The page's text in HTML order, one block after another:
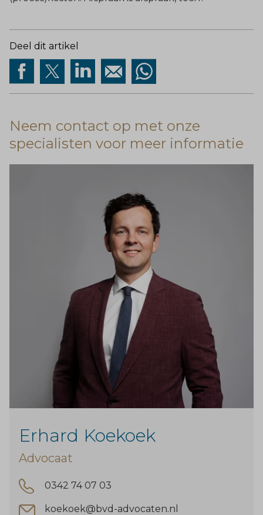
Deel dit artikel
Neem contact op met onze
specialisten voor meer informatie
Erhard Koekoek
Advocaat
0342 74 07 03
koekoek@bvd-advocaten.nl